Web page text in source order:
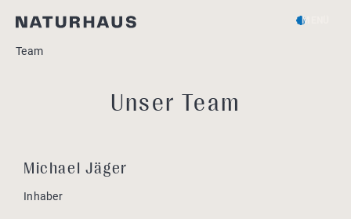
MENÜ
Team
Unser Team
Michael Jäger
Inhaber